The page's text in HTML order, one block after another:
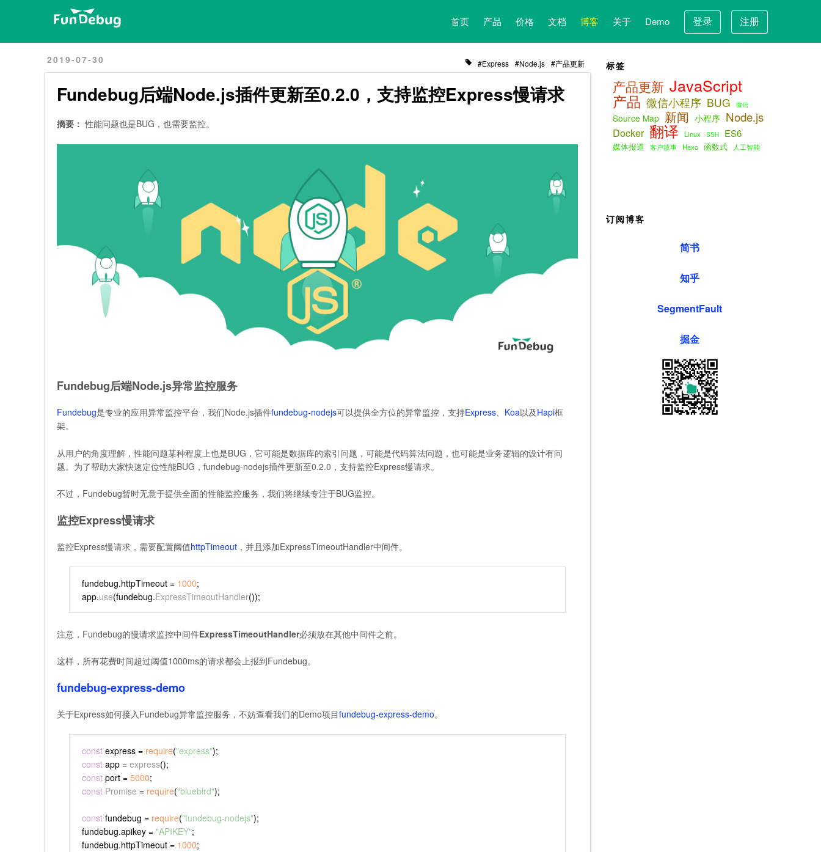
首页 产品 价格 文档 博客 关于 Demo 登录 注册
2019-07-30 Express Node.js 产品更新
Fundebug后端Node.js插件更新至0.2.0，支持监控Express慢请求
摘要： 性能问题也是BUG，也需要监控。
Fundebug后端Node.js异常监控服务
Fundebug是专业的应用异常监控平台，我们Node.js插件fundebug-nodejs可以提供全方位的异常监控，支持Express、 Koa以及Hapi框
架。
从用户的角度理解，性能问题某种程度上也是BUG，它可能是数据库的索引问题，可能是代码算法问题，也可能是业务逻辑的设计有问
题。为了帮助大家快速定位性能BUG，fundebug-nodejs插件更新至0.2.0，支持监控Express慢请求。
不过，Fundebug暂时无意于提供全面的性能监控服务，我们将继续专注于BUG监控。
监控Express慢请求
监控Express慢请求，需要配置阈值httpTimeout ，并且添加ExpressTimeoutHandler中间件。
fundebug.httpTimeout = 1000;
app.use(fundebug.ExpressTimeoutHandler());
注意，Fundebug的慢请求监控中间件ExpressTimeoutHandler必须放在其他中间件之前。
这样，所有花费时间超过阈值1000ms的请求都会上报到Fundebug。
fundebug-express-demo
关于Express如何接入Fundebug异常监控服务，不妨查看我们的Demo项目fundebug-express-demo。
const express = require("express");
const app = express();
const port = 5000;
const Promise = require("bluebird");
const fundebug = require("fundebug-nodejs");
fundebug.apikey = "APIKEY";
fundebug.httpTimeout = 1000;
标签
产品更新 JavaScript
产品 微信小程序 BUG 微信
Source Map 新闻 小程序 Node.js
Docker 翻译 Linux SSH ES6
媒体报道 客户故事 Hexo 函数式 人工智能
订阅博客
简书
知乎
SegmentFault
掘金